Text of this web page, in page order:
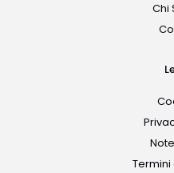
Chi
Termini